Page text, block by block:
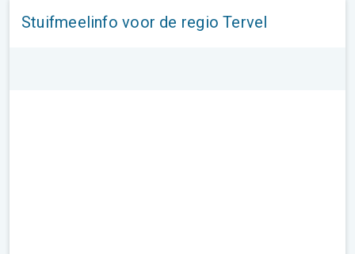
Stuifmeelinfo voor de regio Tervel